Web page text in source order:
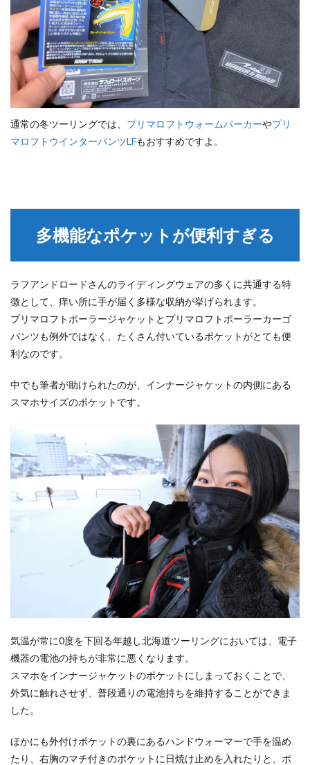
通常の冬ツーリングでは、 プリマロフトウォームパーカーやプリ
マロフトウインターパンツLFもおすすめですよ。
多機能なポケットが便利すぎる
ラフアンドロードさんのライディングウェアの多くに共通する特
徴として、痒い所に手が届く多様な収納が挙げられます。
プリマロフトポーラージャケットとプリマロフトポーラーカーゴ
パンツも例外ではなく、たくさん付いているポケットがとても便
利なのです。
中でも筆者が助けられたのが、インナージャケットの内側にある
スマホサイズのポケットです。
気温が常に0度を下回る年越し北海道ツーリングにおいては、電子
機器の電池の持ちが非常に悪くなります。
スマホをインナージャケットのポケットにしまっておくことで、
外気に触れさせず、普段通りの電池持ちを維持することができま
した。
ほかにも外付けポケットの裏にあるハンドウォーマーで手を温め
たり、右胸のマチ付きのポケットに日焼け止めを入れたりと、ポ